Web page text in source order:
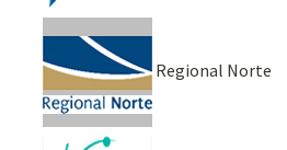
Regional Norte